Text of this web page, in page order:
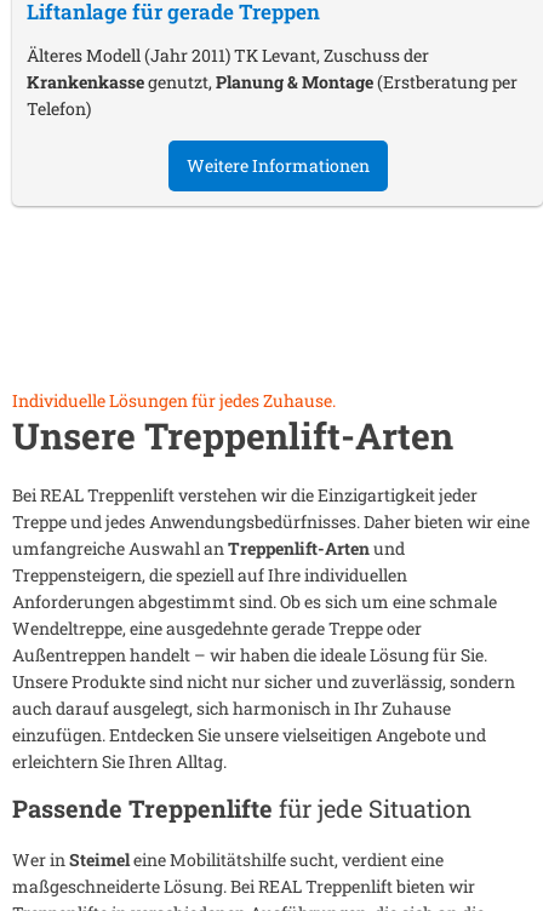
Liftanlage für gerade Treppen
Älteres Modell (Jahr 2011) TK Levant, Zuschuss der
Krankenkassegenutzt,Planung & Montage(Erstberatung per
Telefon)
Weitere Informationen
Individuelle Lösungen für jedes Zuhause.
Unsere Treppenlift-Arten
Bei REAL Treppenlift verstehen wir die Einzigartigkeit jeder
Treppe und jedes Anwendungsbedürfnisses. Daher bieten wir eine
umfangreiche Auswahl anTreppenlift-Artenund
Treppensteigern, die speziell auf Ihre individuellen
Anforderungen abgestimmt sind. Ob es sich um eine schmale
Wendeltreppe, eine ausgedehnte gerade Treppe oder
Außentreppen handelt – wir haben die ideale Lösung für Sie.
Unsere Produkte sind nicht nur sicher und zuverlässig, sondern
auch darauf ausgelegt, sich harmonisch in Ihr Zuhause
einzufügen. Entdecken Sie unsere vielseitigen Angebote und
erleichtern Sie Ihren Alltag.
Passende Treppenlifte für jede Situation
Wer inSteimeleine Mobilitätshilfe sucht, verdient eine
maßgeschneiderte Lösung. Bei REAL Treppenlift bieten wir